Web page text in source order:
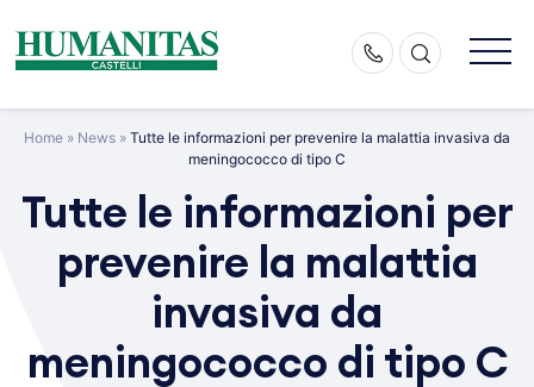
content
Home » News » Tutte le informazioni per prevenire la malattia invasiva da
meningococco di tipo C
Tutte le informazioni per
prevenire la malattia
invasiva da
meningococco di tipo C